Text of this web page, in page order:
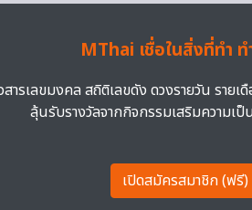
MThai เชื่อในสิ่งที่ทำ ท
สารเลขมงคล สถิติเลขดัง ดวงรายวัน ราย
ลุ้นรับรางวัลจากกิจกรรมเสริมความเ
เปิดสมัครสมาชิก (ฟรี)